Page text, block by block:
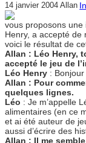
14 janvier 2004 Allan
vous proposons une
Henry, a accepté
voici le résultat de
Allan : Léo Henry,
accepté le jeu de
Léo Henry : Bonjour
Allan : Pour
quelques lignes.
Léo : Je m’appelle
alimentaires (en ce
et ai été auteur de
aussi d’écrire des
Allan : Il me